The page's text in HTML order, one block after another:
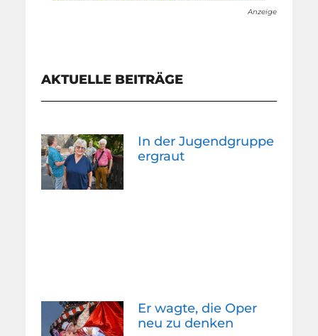
Anzeige
AKTUELLE BEITRÄGE
In der Jugendgruppe
ergraut
Er wagte, die Oper
neu zu denken